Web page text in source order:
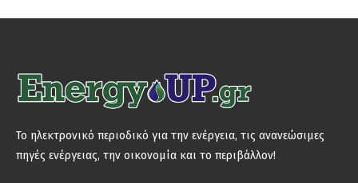
Το ηλεκτρονικό περιοδικό για την ενέργεια, τις ανανεώσιμες
πηγές ενέργειας, την οικονομία και το περιβάλλον!